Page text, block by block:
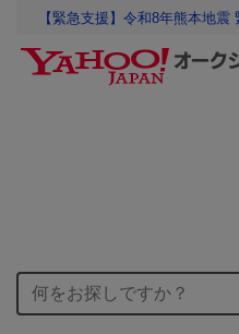
【緊急支援】令和8年熊本地